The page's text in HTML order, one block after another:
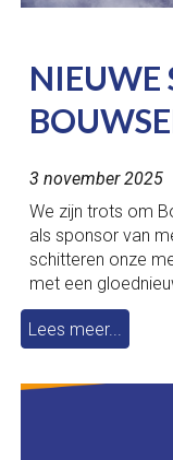
NIEUWE
3 november 2025
We zijn trots om
als sponsor van
schitteren onze
met een
Lees meer...